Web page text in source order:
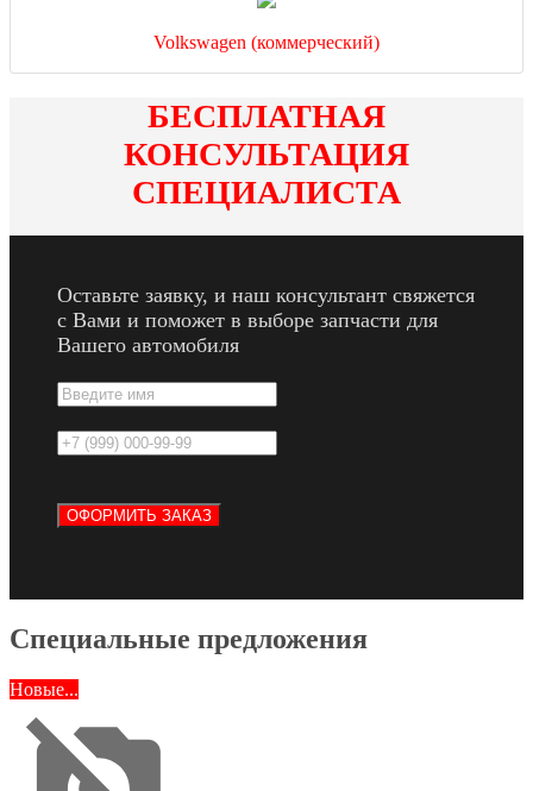
Volkswagen (коммерческий)
БЕСПЛАТНАЯ
КОНСУЛЬТАЦИЯ
СПЕЦИАЛИСТА
Оставьте заявку, и наш консультант свяжется
с Вами и поможет в выборе запчасти для
Вашего автомобиля
Специальные предложения
Новые...